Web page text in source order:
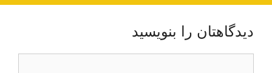
دیدگاهتان را بنویسید